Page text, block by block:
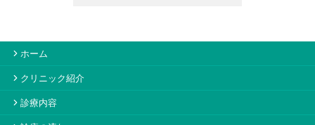
ホーム
クリニック紹介
診療内容